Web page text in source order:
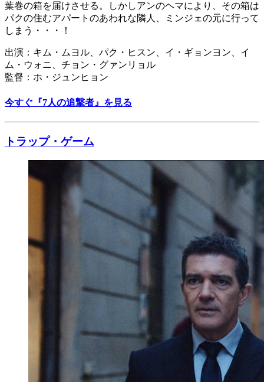
葉巻の箱を届けさせる。しかしアンのヘマにより、その箱は
パクの住むアパートのあわれな隣人、ミンジェの元に行って
しまう・・・！
出演：キム・ムヨル、パク・ヒスン、イ・ギョンヨン、イ
ム・ウォニ、チョン・グァンリョル
監督：ホ・ジュンヒョン
今すぐ『7人の追撃者』を見る
トラップ・ゲーム